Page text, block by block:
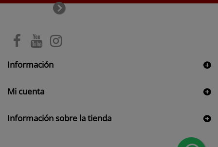
Información
Mi cuenta
Información sobre la tienda